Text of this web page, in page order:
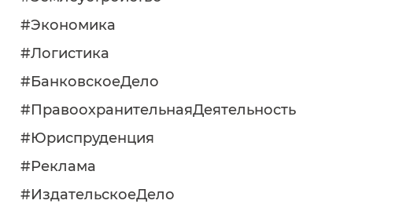
#Экономика
#Логистика
#БанковскоеДело
#ПравоохранительнаяДеятельность
#Юриспруденция
#Реклама
#ИздательскоеДело